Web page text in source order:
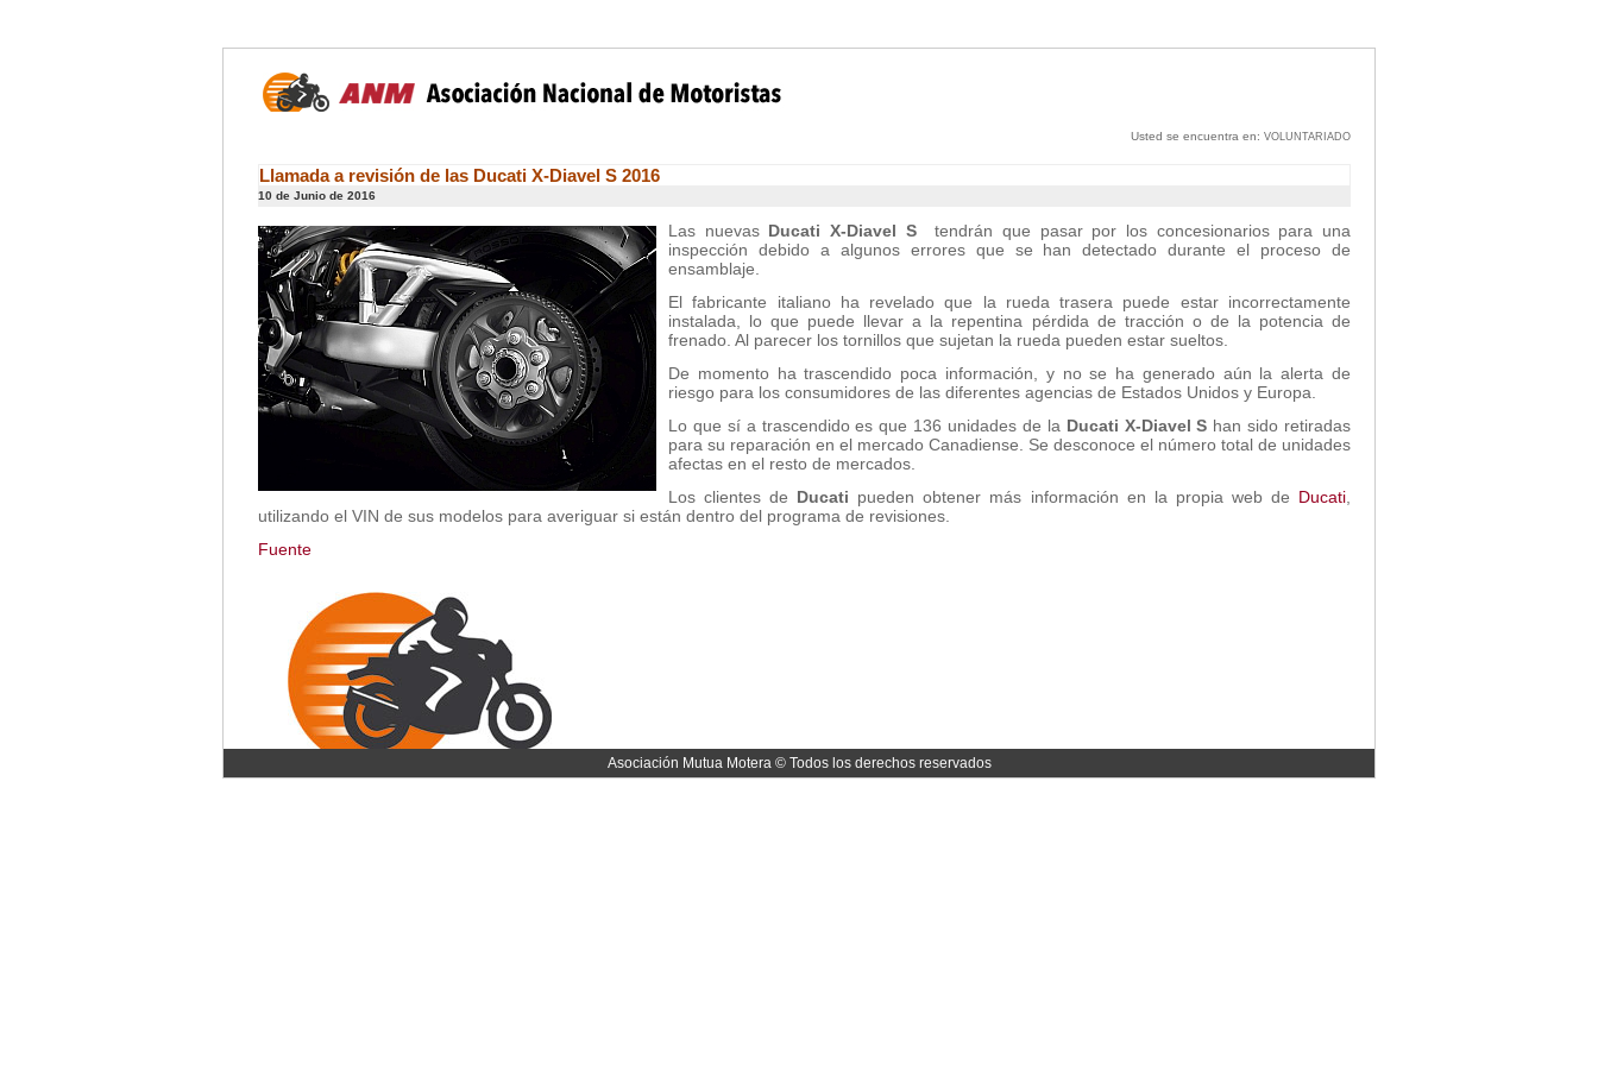
Usted se encuentra en: VOLUNTARIADO
Llamada a revisión de las Ducati X-Diavel S 2016
10 de Junio de 2016
Las nuevas Ducati X-Diavel S
tendrán que pasar por los concesionarios para una
inspección debido a algunos errores que se han detectado durante el proceso de
ensamblaje.
El fabricante italiano ha revelado que la rueda trasera puede estar incorrectamente
instalada, lo que puede llevar a la repentina pérdida de tracción o de la potencia de
frenado. Al parecer los tornillos que sujetan la rueda pueden estar sueltos.
De momento ha trascendido poca información, y no se ha generado aún la alerta de
riesgo para los consumidores de las diferentes agencias de Estados Unidos y Europa.
Lo que sí a trascendido es que 136 unidades de la Ducati X-Diavel S han sido retiradas
para su reparación en el mercado Canadiense. Se desconoce el número total de unidades
afectas en el resto de mercados.
Los clientes de Ducati pueden obtener más información en la propia web de Ducati
utilizando el VIN de sus modelos para averiguar si están dentro del programa de revisiones.
Fuente
Asociación Mutua Motera © Todos los derechos reservados